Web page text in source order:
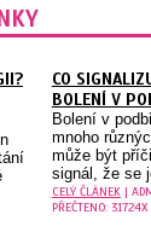
CO
BOLENÍ V
Bolení v
mnoho
může být
signál, že se
CELÝ ČLÁNEK|
PŘEČTENO: 31724X